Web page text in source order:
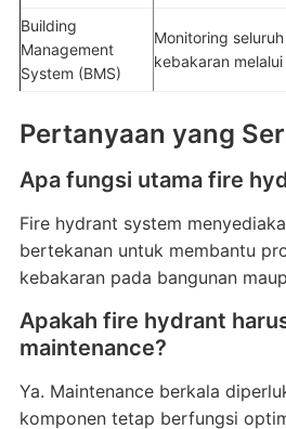
Building
Management
System (BMS)
Monitoring
kebakaran
Pertanyaan yang
Apa fungsi utama fire
Fire hydrant system
bertekanan untuk membantu
kebakaran pada bangunan
Apakah fire hydrant
maintenance?
Ya. Maintenance berkala
komponen tetap berfungsi